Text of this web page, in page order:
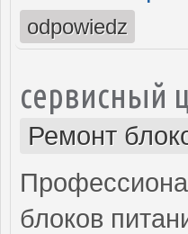
odpowiedz
сервисный
Ремонт
блоков